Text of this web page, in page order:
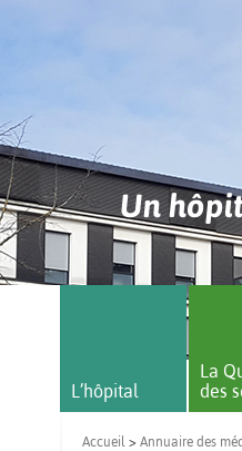
Un
L’hôpital
La
des
Accueil > Annuaire des